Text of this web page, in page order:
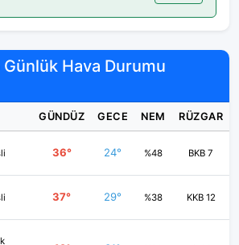
Hava Durumu
GÜNDÜZ GECE NEM RÜZGAR
36° 24° %48 BKB 7
37° 29° %38 KKB 12